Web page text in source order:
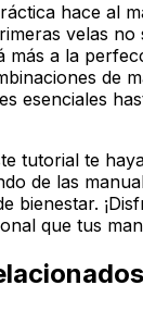
hace al
velas
más a la
de
esenciales
tutorial te
de las
bienestar.
que tus